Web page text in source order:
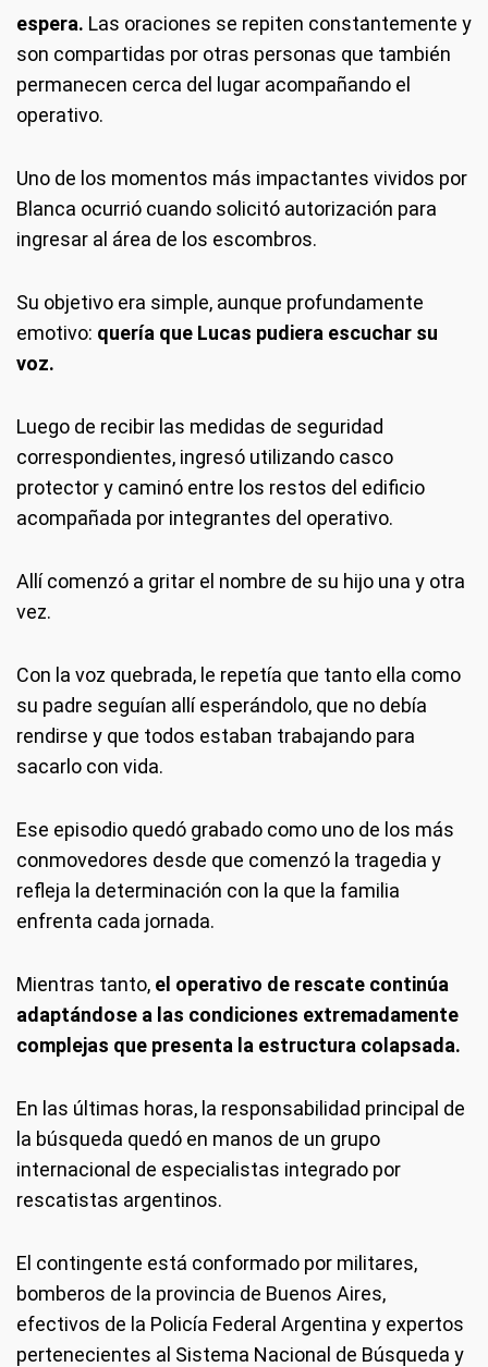
espera. Las oraciones se repiten constantemente y
son compartidas por otras personas que también
permanecen cerca del lugar acompañando el
operativo.
Uno de los momentos más impactantes vividos por
Blanca ocurrió cuando solicitó autorización para
ingresar al área de los escombros.
Su objetivo era simple, aunque profundamente
emotivo: quería que Lucas pudiera escuchar su
voz.
Luego de recibir las medidas de seguridad
correspondientes, ingresó utilizando casco
protector y caminó entre los restos del edificio
acompañada por integrantes del operativo.
Allí comenzó a gritar el nombre de su hijo una y otra
vez.
Con la voz quebrada, le repetía que tanto ella como
su padre seguían allí esperándolo, que no debía
rendirse y que todos estaban trabajando para
sacarlo con vida.
Ese episodio quedó grabado como uno de los más
conmovedores desde que comenzó la tragedia y
refleja la determinación con la que la familia
enfrenta cada jornada.
Mientras tanto, el operativo de rescate continúa
adaptándose a las condiciones extremadamente
complejas que presenta la estructura colapsada.
En las últimas horas, la responsabilidad principal de
la búsqueda quedó en manos de un grupo
internacional de especialistas integrado por
rescatistas argentinos.
El contingente está conformado por militares,
bomberos de la provincia de Buenos Aires,
efectivos de la Policía Federal Argentina y expertos
pertenecientes al Sistema Nacional de Búsqueda y